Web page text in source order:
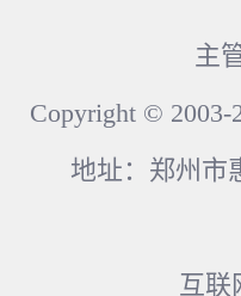
主
Copyright © 2003-
地址：郑州市
互联